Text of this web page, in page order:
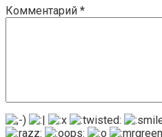
Комментарий *